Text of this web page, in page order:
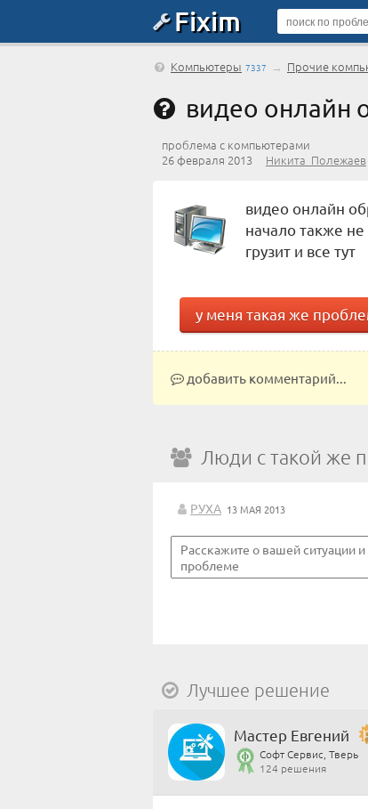
Fixim
Компьютеры 7337 → Прочие
видео онлайн
проблема с компьютерами
26 февраля 2013 Никита_Полежаев
видео онлайн
начало также
грузит и все тут
у меня такая же
добавить комментарий...
Люди с такой же
РУХА 13 МАЯ 2013
Лучшее решение
Мастер Евгений
Софт Сервис, Тверь
124 решения